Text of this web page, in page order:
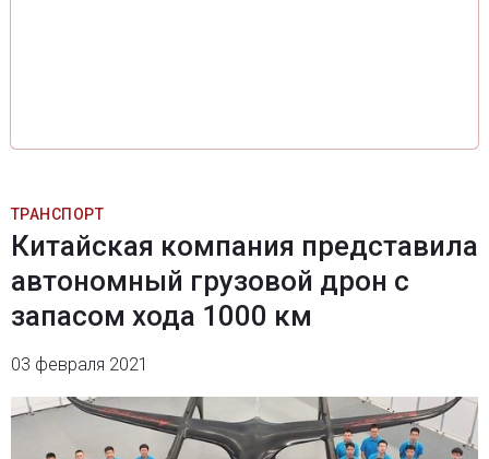
ТРАНСПОРТ
Китайская компания представила
автономный грузовой дрон с
запасом хода 1000 км
03 февраля 2021